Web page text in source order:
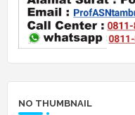
NO THUMBNAIL